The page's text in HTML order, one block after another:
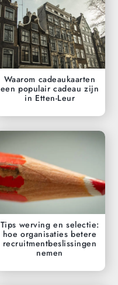
Waarom cadeaukaarten
een populair cadeau zijn
in Etten-Leur
Tips werving en selectie:
hoe organisaties betere
recruitmentbeslissingen
nemen